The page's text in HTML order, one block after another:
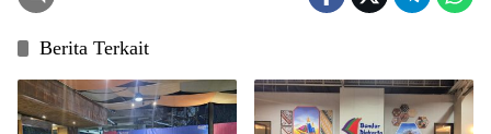
Berita Terkait